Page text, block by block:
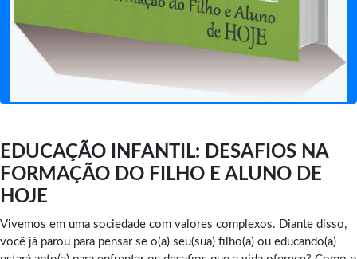
EDUCAÇÃO INFANTIL: DESAFIOS NA
FORMAÇÃO DO FILHO E ALUNO DE
HOJE
Vivemos em uma sociedade com valores complexos. Diante disso,
você já parou para pensar se o(a) seu(sua) filho(a) ou educando(a)